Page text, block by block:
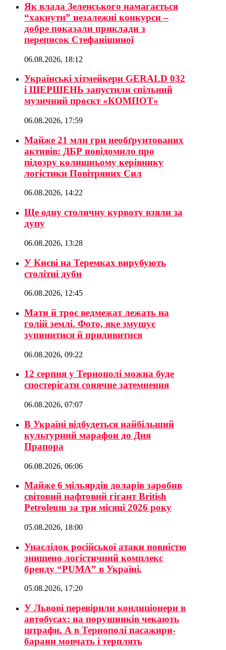
Як влада Зеленського намагається
“хакнути” незалежні конкурси –
добре показали приклади з
переписок Стефанішиної
06.08.2026, 18:12
Українські хітмейкери GERALD 032
і ШЕРШЕНЬ запустили спільний
музичний проєкт «КОМПОТ»
06.08.2026, 17:59
Майже 21 млн грн необґрунтованих
активів: ДБР повідомило про
підозру колишньому керівнику
логістики Повітряних Сил
06.08.2026, 14:22
Ще одну столичну курвоту взяли за
дупу
06.08.2026, 13:28
У Києві на Теремках вирубують
столітні дуби
06.08.2026, 12:45
Мати й троє ведмежат лежать на
голій землі. Фото, яке змушує
зупинитися й придивитися
06.08.2026, 09:22
12 серпня у Тернополі можна буде
спостерігати сонячне затемнення
06.08.2026, 07:07
В Україні відбудеться найбільший
культурний марафон до Дня
Прапора
06.08.2026, 06:06
Майже 6 мільярдів доларів заробив
світовий нафтовий гігант British
Petroleum за три місяці 2026 року
05.08.2026, 18:00
Унаслідок російської атаки повністю
знищено логістичний комплекс
бренду “PUMA” в Україні.
05.08.2026, 17:20
У Львові перевірили кондиціонери в
автобусах: на порушників чекають
штрафи. А в Тернополі пасажири-
барани мовчать і терплять